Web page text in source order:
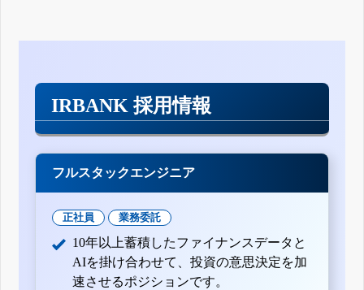
IRBANK 採用情報
フルスタックエンジニア
正社員 業務委託
10年以上蓄積したファイナンスデータと
AIを掛け合わせて、投資の意思決定を加
速させるポジションです。